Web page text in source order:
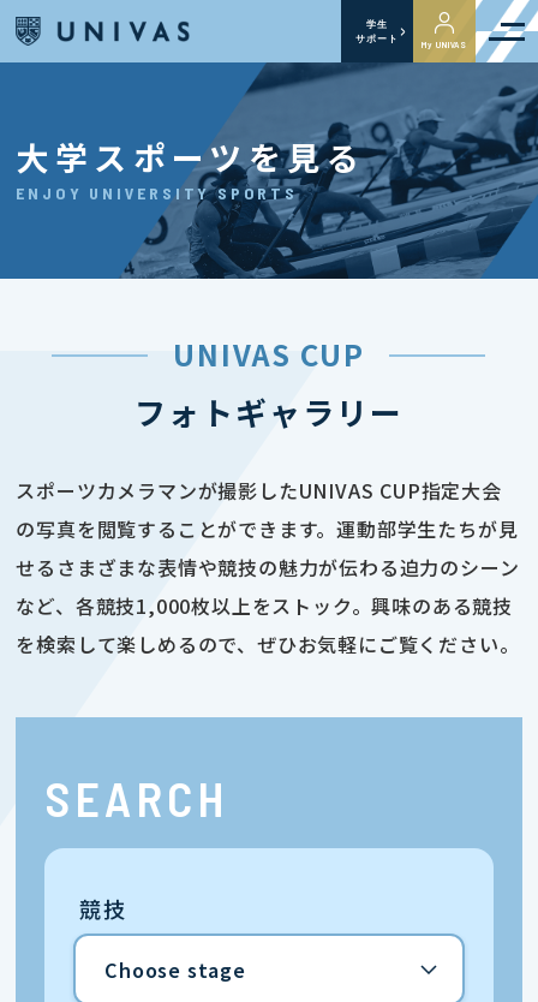
学生
サポート
My UNIVAS
大学スポーツを見る
ENJOY UNIVERSITY SPORTS
UNIVAS CUP
フォトギャラリー
スポーツカメラマンが撮影したUNIVAS CUP指定大会
の写真を閲覧することができます。運動部学生たちが見
せるさまざまな表情や競技の魅力が伝わる迫力のシーン
など、各競技1,000枚以上をストック。興味のある競技
を検索して楽しめるので、ぜひお気軽にご覧ください。
SEARCH
競技